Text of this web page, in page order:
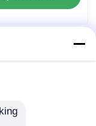
กรรมบรรจุ หนาว